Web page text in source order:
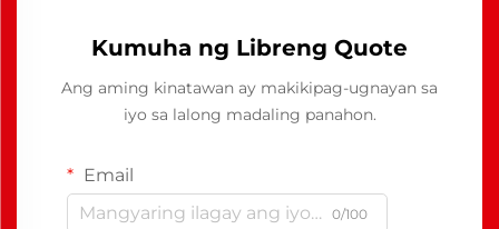
Kumuha ng Libreng Quote
Ang aming kinatawan ay makikipag-ugnayan sa
iyo sa lalong madaling panahon.
Email
0/100